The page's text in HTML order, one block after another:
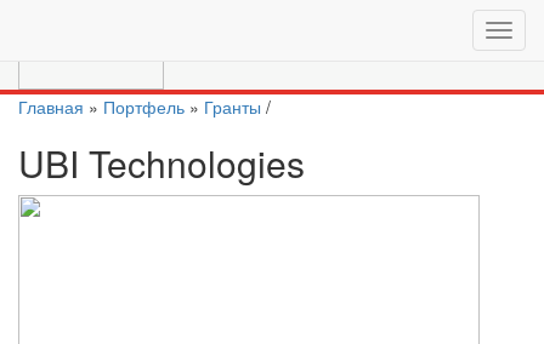
Главная » Портфель » Гранты /
UBI Technologies